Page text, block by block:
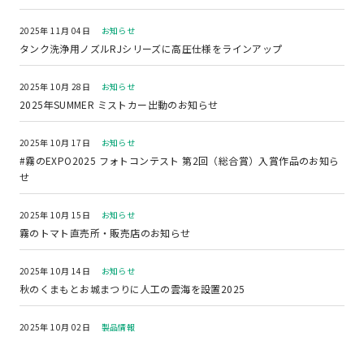
2025年 11月 04日 お知らせ
タンク洗浄用ノズルRJシリーズに高圧仕様をラインアップ
2025年 10月 28日 お知らせ
2025年SUMMER ミストカー出動のお知らせ
2025年 10月 17日 お知らせ
#霧のEXPO2025 フォトコンテスト 第2回（総合賞）入賞作品のお知ら
せ
2025年 10月 15日 お知らせ
霧のトマト直売所・販売店のお知らせ
2025年 10月 14日 お知らせ
秋のくまもとお城まつりに人工の雲海を設置2025
2025年 10月 02日 製品情報